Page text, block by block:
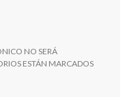
NO SERÁ
ESTÁN MARCADOS